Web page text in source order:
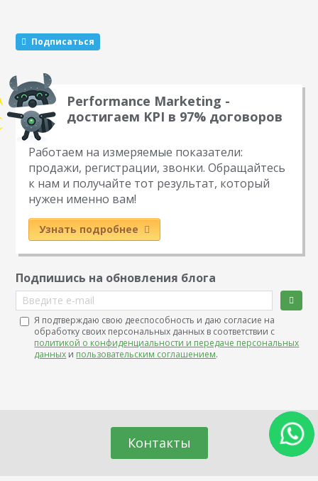
механики, которые маркетологи советуют чередовать…
Подписаться
Performance Marketing -
достигаем KPI в 97% договоров
Работаем на измеряемые показатели:
продажи, регистрации, звонки. Обращайтесь
к нам и получайте тот результат, который
нужен именно вам!
Узнать подробнее
Подпишись на обновления блога
Введите e-mail
Я подтверждаю свою дееспособность и даю согласие на
обработку своих персональных данных в соответствии с
политикой о конфиденциальности и передаче персональных
данных и пользовательским соглашением.
Контакты